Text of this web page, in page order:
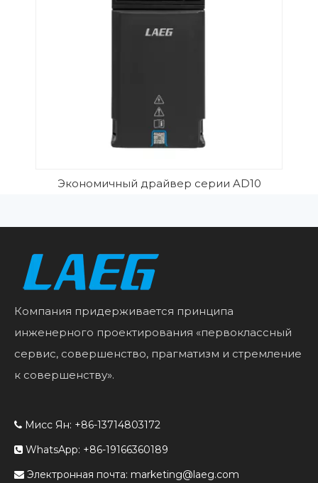
Экономичный драйвер серии AD10
Компания придерживается принципа
инженерного проектирования «первоклассный
сервис, совершенство, прагматизм и стремление
к совершенству».
 Мисс Ян: +86-13714803172
 WhatsApp: +86-19166360189
 Электронная почта: marketing@laeg.com